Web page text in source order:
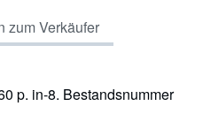
zum Verkäufer
p. in-8. Bestandsnummer